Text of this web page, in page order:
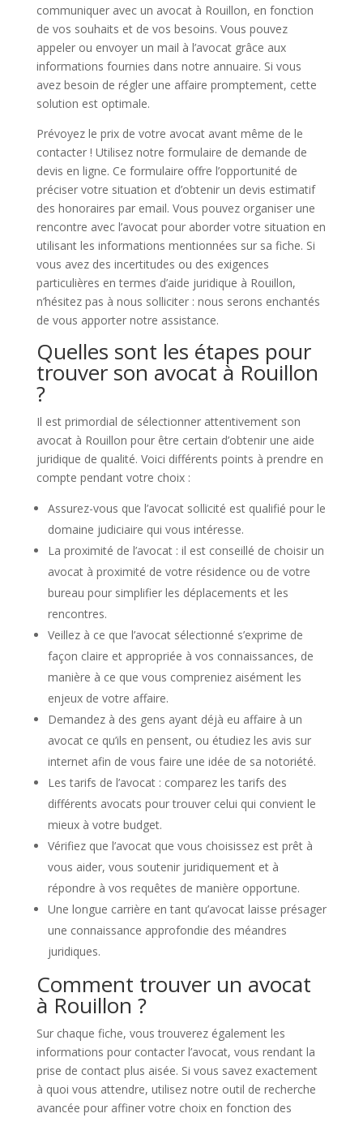
communiquer avec un avocat à Rouillon, en fonction
de vos souhaits et de vos besoins. Vous pouvez
appeler ou envoyer un mail à l’avocat grâce aux
informations fournies dans notre annuaire. Si vous
avez besoin de régler une affaire promptement, cette
solution est optimale.
Prévoyez le prix de votre avocat avant même de le
contacter ! Utilisez notre formulaire de demande de
devis en ligne. Ce formulaire offre l’opportunité de
préciser votre situation et d’obtenir un devis estimatif
des honoraires par email. Vous pouvez organiser une
rencontre avec l’avocat pour aborder votre situation en
utilisant les informations mentionnées sur sa fiche. Si
vous avez des incertitudes ou des exigences
particulières en termes d’aide juridique à Rouillon,
n’hésitez pas à nous solliciter : nous serons enchantés
de vous apporter notre assistance.
Quelles sont les étapes pour
trouver son avocat à Rouillon
?
Il est primordial de sélectionner attentivement son
avocat à Rouillon pour être certain d’obtenir une aide
juridique de qualité. Voici différents points à prendre en
compte pendant votre choix :
Assurez-vous que l’avocat sollicité est qualifié pour le
domaine judiciaire qui vous intéresse.
La proximité de l’avocat : il est conseillé de choisir un
avocat à proximité de votre résidence ou de votre
bureau pour simplifier les déplacements et les
rencontres.
Veillez à ce que l’avocat sélectionné s’exprime de
façon claire et appropriée à vos connaissances, de
manière à ce que vous compreniez aisément les
enjeux de votre affaire.
Demandez à des gens ayant déjà eu affaire à un
avocat ce qu’ils en pensent, ou étudiez les avis sur
internet afin de vous faire une idée de sa notoriété.
Les tarifs de l’avocat : comparez les tarifs des
différents avocats pour trouver celui qui convient le
mieux à votre budget.
Vérifiez que l’avocat que vous choisissez est prêt à
vous aider, vous soutenir juridiquement et à
répondre à vos requêtes de manière opportune.
Une longue carrière en tant qu’avocat laisse présager
une connaissance approfondie des méandres
juridiques.
Comment trouver un avocat
à Rouillon ?
Sur chaque fiche, vous trouverez également les
informations pour contacter l’avocat, vous rendant la
prise de contact plus aisée. Si vous savez exactement
à quoi vous attendre, utilisez notre outil de recherche
avancée pour affiner votre choix en fonction des